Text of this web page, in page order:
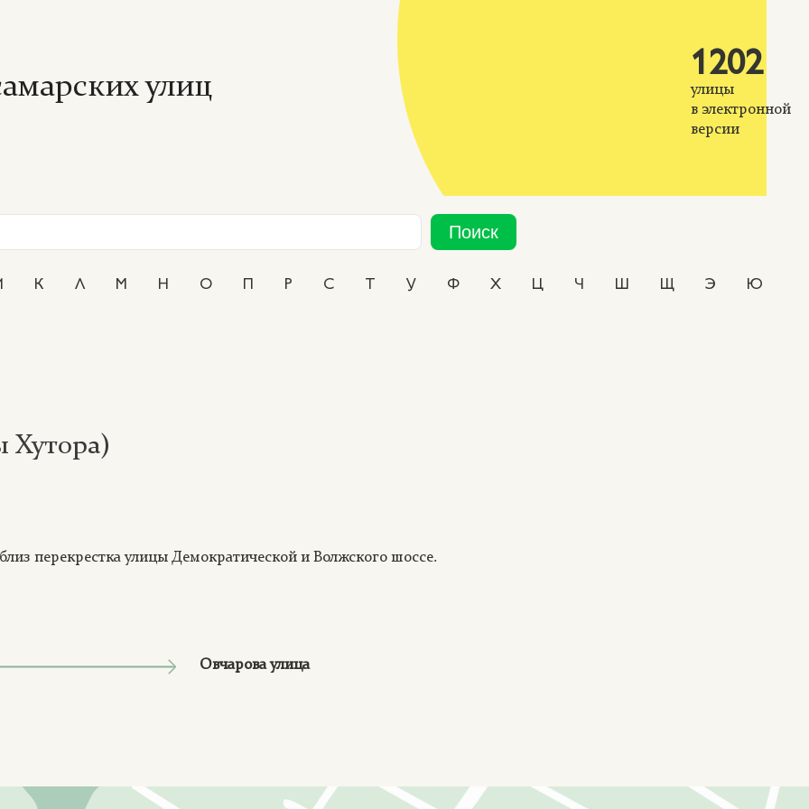
улиц
1202
улицы
в электронной
версии
Поиск
К Л М Н О Р С У Ф Х Ц Ч Ш Щ Э
Ю
Хутора)
перекрестка улицы Демократической и Волжского шоссе.
Овчарова улица